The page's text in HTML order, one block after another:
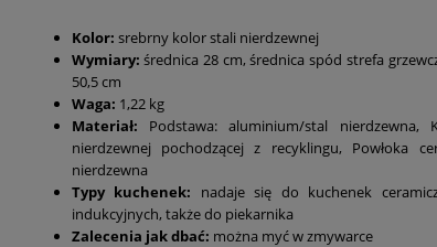
Kolor: srebrny kolor stali nierdzewnej
Wymiary: średnica 28 cm, średnica spód strefa
50,5 cm
Waga: 1,22 kg
Materiał: Podstawa: aluminium/stal nierdzewna,
nierdzewnej pochodzącej z recyklingu, Powłoka
nierdzewna
Typy kuchenek:
nadaje się do kuchenek
indukcyjnych, także do piekarnika
Zalecenia jak dbać: można myć w zmywarce